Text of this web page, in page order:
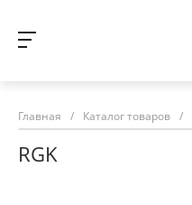
Главная / Каталог товаров /
RGK